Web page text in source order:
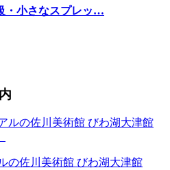
小さなスプレッ…
の佐川美術館 びわ湖大津館